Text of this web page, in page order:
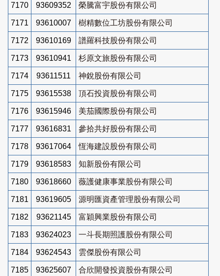
7170 93609352 榮騰富宇股份有限公司
7171 93610007 樹精數位工坊股份有限公司
7172 93610169 譜羅科技股份有限公司
7173 93610941 杉原文旅股份有限公司
7174 93611511 神銳股份有限公司
7175 93615538 頂石投資股份有限公司
7176 93615946 美茄國際股份有限公司
7177 93616831 參拾共好股份有限公司
7178 93617064 恆海建設股份有限公司
7179 93618583 知新股份有限公司
7180 93618660 薇護健康事業股份有限公司
7181 93619605 源明匯資產管理股份有限公司
7182 93621145 富穎興業股份有限公司
7183 93624023 一斗長期照護股份有限公司
7184 93624543 雲傑股份有限公司
7185 93625607 合欣開發投資股份有限公司